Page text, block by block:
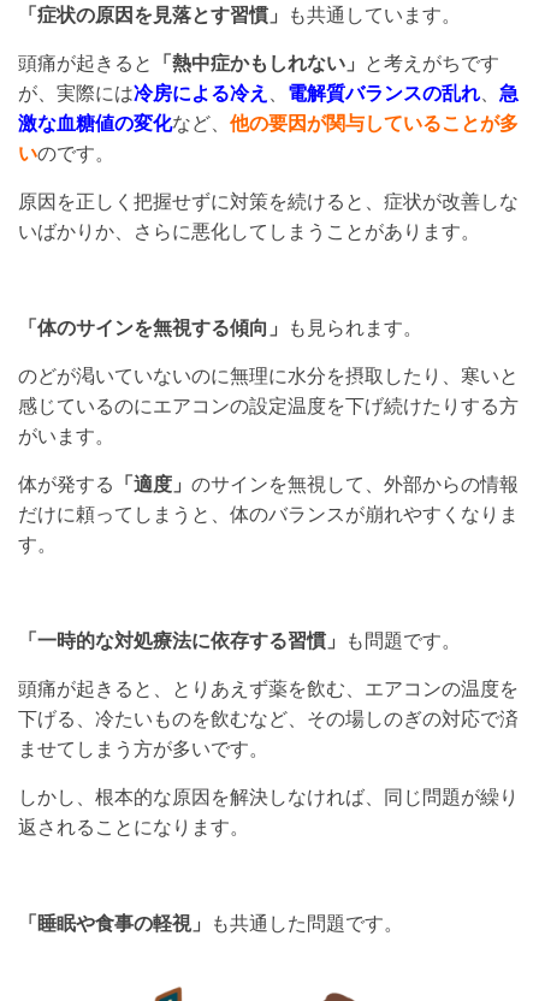
「症状の原因を見落とす習慣」 も共通しています。
頭痛が起きると 「熱中症かもしれない」 と考えがちです
が、実際には冷房による冷え 、 電解質バランスの乱れ、 急
激な血糖値の変化など、 他の要因が関与していることが多
いのです。
原因を正しく把握せずに対策を続けると、症状が改善しな
いばかりか、さらに悪化してしまうことがあります。
「体のサインを無視する傾向」 も見られます。
のどが渇いていないのに無理に水分を摂取したり、寒いと
感じているのにエアコンの設定温度を下げ続けたりする方
がいます。
体が発する 「適度」 のサインを無視して、外部からの情報
だけに頼ってしまうと、体のバランスが崩れやすくなりま
す。
「一時的な対処療法に依存する習慣」 も問題です。
頭痛が起きると、とりあえず薬を飲む、エアコンの温度を
下げる、冷たいものを飲むなど、その場しのぎの対応で済
ませてしまう方が多いです。
しかし、根本的な原因を解決しなければ、同じ問題が繰り
返されることになります。
「睡眠や食事の軽視」 も共通した問題です。